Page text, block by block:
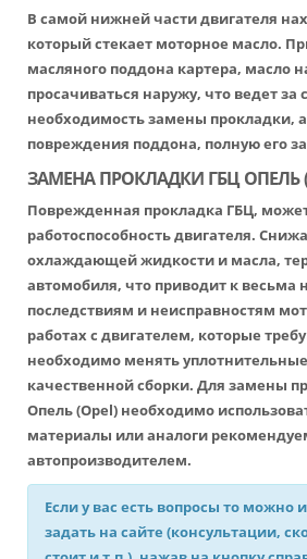
В самой нижней части двигателя
который стекает моторное масло.
масляного поддона картера, масло
просачиваться наружу, что ведет за
необходимость замены прокладки, а
повреждения поддона, полную его
ЗАМЕНА ПРОКЛАДКИ ГБЦ ОПЕЛЬ
Поврежденная прокладка ГБЦ,
работоспособность двигателя.
охлаждающей жидкости и масла,
автомобиля, что приводит к весьма
последствиям и неисправностям
работах с двигателем, которые
необходимо менять
качественной сборки. Для замены
Опель (Opel) необходимо
материалы или аналоги
автопроизводителем.
Если у вас есть вопросы то можно
задать на сайте (консультации,